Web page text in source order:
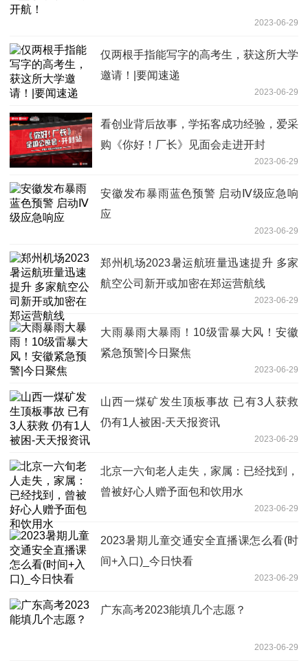
2023-06-29
仅两根手指能写字的高考生，获这所大学
邀请！|要闻速递
2023-06-29
看创业背后故事，学拓客成功经验，爱采
购《你好！厂长》见面会走进开封
2023-06-29
安徽发布暴雨蓝色预警 启动Ⅳ级应急响
应
2023-06-29
郑州机场2023暑运航班量迅速提升 多家
航空公司新开或加密在郑运营航线
2023-06-29
大雨暴雨大暴雨！10级雷暴大风！安徽
紧急预警|今日聚焦
2023-06-29
山西一煤矿发生顶板事故 已有3人获救
仍有1人被困-天天报资讯
2023-06-29
北京一六旬老人走失，家属：已经找到，
曾被好心人赠予面包和饮用水
2023-06-29
2023暑期儿童交通安全直播课怎么看(时
间+入口)_今日快看
2023-06-29
广东高考2023能填几个志愿？
2023-06-29